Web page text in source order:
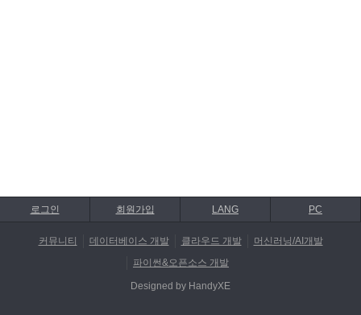
로그인 회원가입 LANG PC
커뮤니티 데이터베이스 개발 클라우드 개발
머신러닝/AI개발
파이썬&오픈소스 개발
Designed by HandyXE